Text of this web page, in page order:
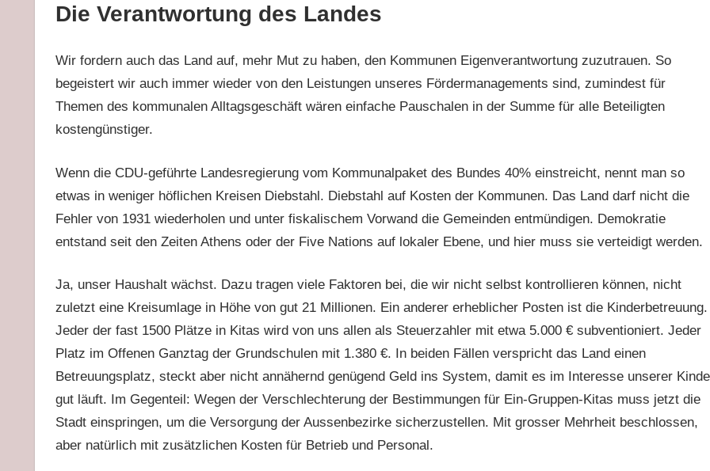
Die Verantwortung des Landes
Wir fordern auch das Land auf, mehr Mut zu haben, den Kommunen Eigenverantwortung zuzutrauen. So
begeistert wir auch immer wieder von den Leistungen unseres Fördermanagements sind, zumindest für
Themen des kommunalen Alltagsgeschäft wären einfache Pauschalen in der Summe für alle Beteiligten
kostengünstiger.
Wenn die CDU-geführte Landesregierung vom Kommunalpaket des Bundes 40% einstreicht, nennt man so
etwas in weniger höflichen Kreisen Diebstahl. Diebstahl auf Kosten der Kommunen. Das Land darf nicht die
Fehler von 1931 wiederholen und unter fiskalischem Vorwand die Gemeinden entmündigen. Demokratie
entstand seit den Zeiten Athens oder der Five Nations auf lokaler Ebene, und hier muss sie verteidigt werden.
Ja, unser Haushalt wächst. Dazu tragen viele Faktoren bei, die wir nicht selbst kontrollieren können, nicht
zuletzt eine Kreisumlage in Höhe von gut 21 Millionen. Ein anderer erheblicher Posten ist die Kinderbetreuung.
Jeder der fast 1500 Plätze in Kitas wird von uns allen als Steuerzahler mit etwa 5.000 € subventioniert. Jeder
Platz im Offenen Ganztag der Grundschulen mit 1.380 €. In beiden Fällen verspricht das Land einen
Betreuungsplatz, steckt aber nicht annähernd genügend Geld ins System, damit es im Interesse unserer
gut läuft. Im Gegenteil: Wegen der Verschlechterung der Bestimmungen für Ein-Gruppen-Kitas muss jetzt die
Stadt einspringen, um die Versorgung der Aussenbezirke sicherzustellen. Mit grosser Mehrheit beschlossen,
aber natürlich mit zusätzlichen Kosten für Betrieb und Personal.